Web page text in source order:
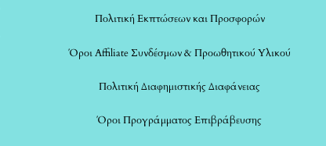
Πολιτική Εκπτώσεων και Προσφορών
Όροι Affiliate Συνδέσμων & Προωθητικού Υλικού
Πολιτική Διαφημιστικής Διαφάνειας
Όροι Προγράμματος Επιβράβευσης